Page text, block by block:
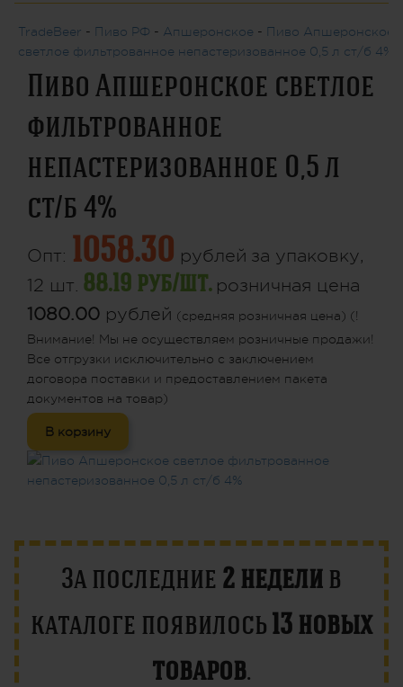
TradeBeer - Пиво РФ - Апшеронское - Пиво Апшеронское
светлое фильтрованное непастеризованное 0,5 л ст/б 4%
Пиво Апшеронское светлое
фильтрованное
непастеризованное 0,5 л
ст/б 4%
Опт: 1058.30 рублей за упаковку,
12 шт. 88.19 руб/шт. розничная цена
1080.00 рублей (средняя розничная цена) (!
Внимание! Мы не осуществляем розничные продажи!
Все отгрузки исключительно с заключением
договора поставки и предоставлением пакета
документов на товар)
В корзину
За последние 2 недели в
каталоге появилось 13 новых
товаров.